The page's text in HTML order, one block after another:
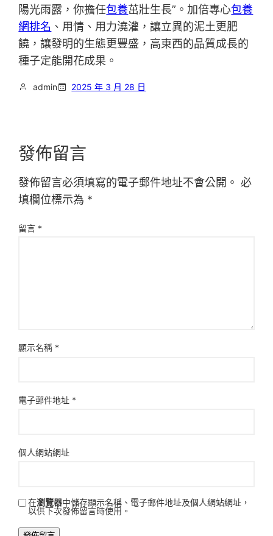
陽光雨露，你擔任包養茁壯生長”。加倍專心包養
網排名 、用情、用力澆灌，讓立異的泥土更肥
饒，讓發明的生態更豐盛，高東西的品質成長的
種子定能開花成果。
admin 2025 年 3 月 28 日
發佈留言
發佈留言必須填寫的電子郵件地址不會公開。 必
填欄位標示為 *
留言 *
顯示名稱 *
電子郵件地址 *
個人網站網址
在瀏覽器中儲存顯示名稱、電子郵件地址及個人網站網址，
以供下次發佈留言時使用。